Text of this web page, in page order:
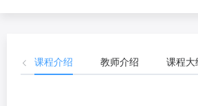
课程介绍 教师介绍 课程大